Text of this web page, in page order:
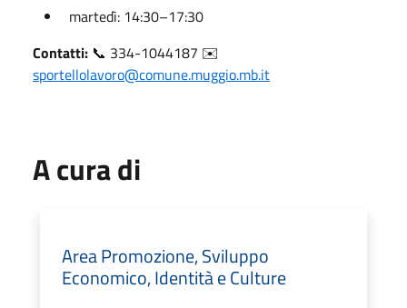
martedì: 14:30–17:30
Contatti: 📞 334-1044187 ✉️
sportellolavoro@comune.muggio.mb.it
A cura di
Area Promozione, Sviluppo
Economico, Identità e Culture